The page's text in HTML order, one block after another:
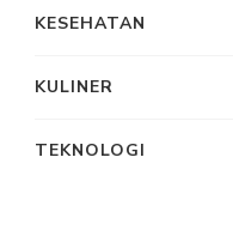
KESEHATAN
KULINER
TEKNOLOGI